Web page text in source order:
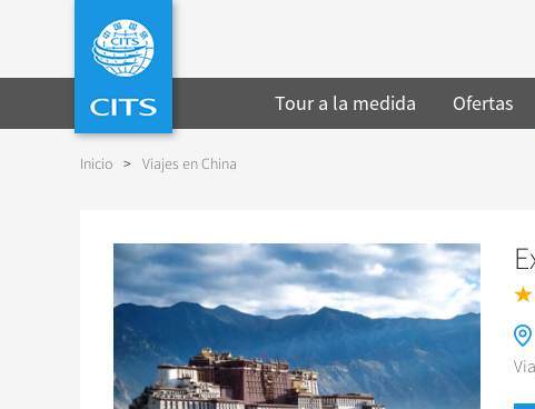
Tour a la medida Ofertas
Inicio > Viajes en China